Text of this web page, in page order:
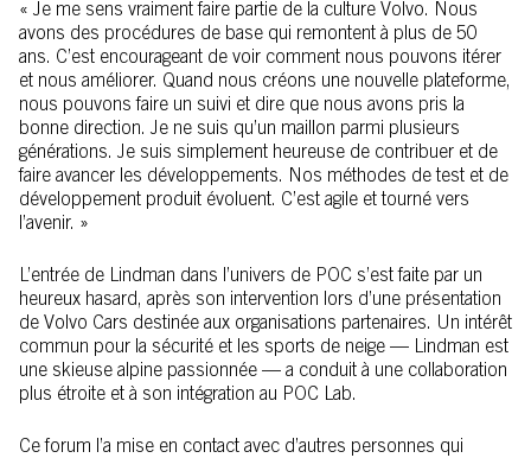
« Je me sens vraiment faire partie de la culture Volvo. Nous
avons des procédures de base qui remontent à plus de 50
ans. C’est encourageant de voir comment nous pouvons itérer
et nous améliorer. Quand nous créons une nouvelle plateforme,
nous pouvons faire un suivi et dire que nous avons pris la
bonne direction. Je ne suis qu’un maillon parmi plusieurs
générations. Je suis simplement heureuse de contribuer et de
faire avancer les développements. Nos méthodes de test et de
développement produit évoluent. C’est agile et tourné vers
l’avenir. »
L’entrée de Lindman dans l’univers de POC s’est faite par un
heureux hasard, après son intervention lors d’une présentation
de Volvo Cars destinée aux organisations partenaires. Un intérêt
commun pour la sécurité et les sports de neige — Lindman est
une skieuse alpine passionnée — a conduit à une collaboration
plus étroite et à son intégration au POC Lab.
Ce forum l’a mise en contact avec d’autres personnes qui